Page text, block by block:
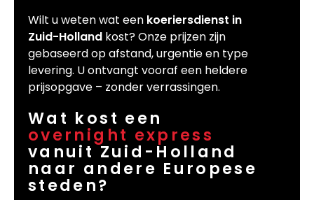
Wilt u weten wat een koeriersdienst in
Zuid-Holland kost? Onze prijzen zijn
gebaseerd op afstand, urgentie en type
levering. U ontvangt vooraf een heldere
prijsopgave – zonder verrassingen.
Wat kost een
overnight express
vanuit Zuid-Holland
naar andere Europese
steden?